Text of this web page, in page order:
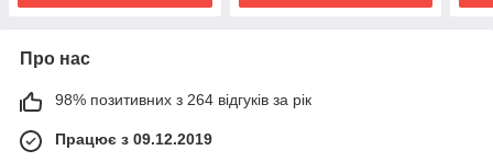
Про нас
98% позитивних з 264 відгуків за рік
Працює з 09.12.2019